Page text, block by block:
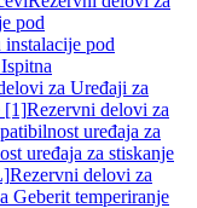
pod
pod
za Uređaji za
[1]Rezervni delovi za
uređaja za
uređaja za stiskanje
Rezervni delovi za
Geberit temperiranje